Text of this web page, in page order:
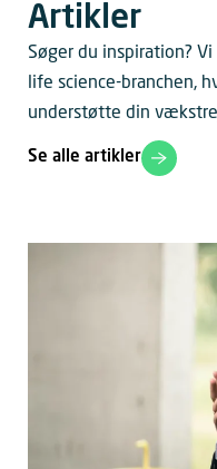
Artikler
Søger du inspiration?
life science-branchen,
understøtte din
Se alle artikler